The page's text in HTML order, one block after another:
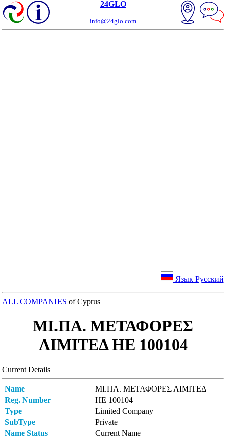
24GLO
info@24glo.com
Язык Русский
ALL COMPANIES of Cyprus
ΜΙ.ΠΑ. ΜΕΤΑΦΟΡΕΣ
ΛΙΜΙΤΕΔ ΗΕ 100104
Current Details
Name
ΜΙ.ΠΑ. ΜΕΤΑΦΟΡΕΣ ΛΙΜΙΤΕΔ
Reg. Number
ΗΕ 100104
Type
Limited Company
SubType
Private
Name Status
Current Name